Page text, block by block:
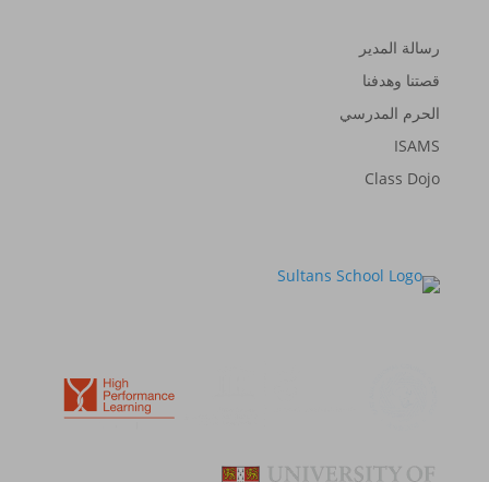
رسالة المدير
قصتنا وهدفنا
الحرم المدرسي
ISAMS
Class Dojo